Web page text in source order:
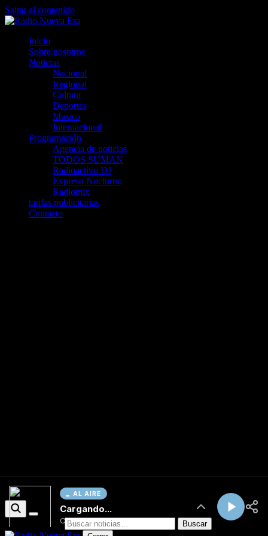
AL AIRE
Cargando...
Conectando...